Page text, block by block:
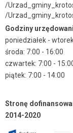
/
/
Godziny
poniedziałek -
środa: 7:00 - 16:00
czwartek: 7:00 -
piątek: 7:00 - 14:00
Stronę
2014-2020